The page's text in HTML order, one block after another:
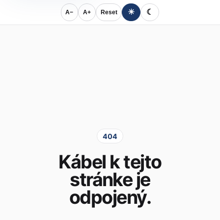
A− A+ Reset ☀ ☾
404
Kábel k tejto
stránke je
odpojený.